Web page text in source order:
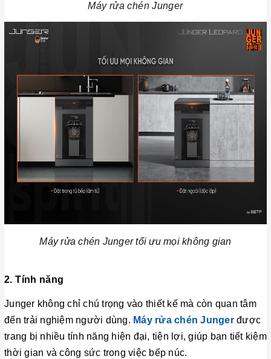
Máy rửa chén Junger
Máy rửa chén Junger tối ưu mọi không gian
2. Tính năng
Junger không chỉ chú trọng vào thiết kế mà còn quan tâm
đến trải nghiệm người dùng. Máy rửa chén Jungerđược
trang bị nhiều tính năng hiện đại, tiện lợi, giúp bạn tiết kiệm
thời gian và công sức trong việc bếp núc.